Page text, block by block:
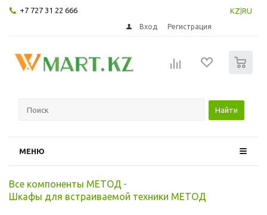
+7 727 31 22 666 KZ RU
Вход Регистрация
Найти
МЕНЮ
Все компоненты МЕТОД -
Шкафы для встраиваемой техники МЕТОД